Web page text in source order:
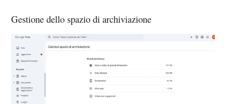
Gestione dello spazio di archiviazione